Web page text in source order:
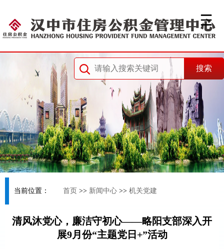
当前位置： 首页 >> 新闻中心 >> 机关党建
清风沐党心，廉洁守初心——略阳支部深入开
展9月份“主题党日+”活动